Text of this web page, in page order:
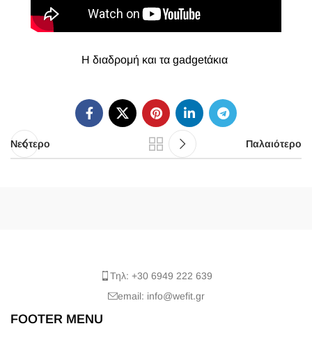
Η διαδρομή και τα gadgetάκια
Νεότερο Παλαιότερο
Τηλ: +30 6949 222 639
email: info@wefit.gr
FOOTER MENU